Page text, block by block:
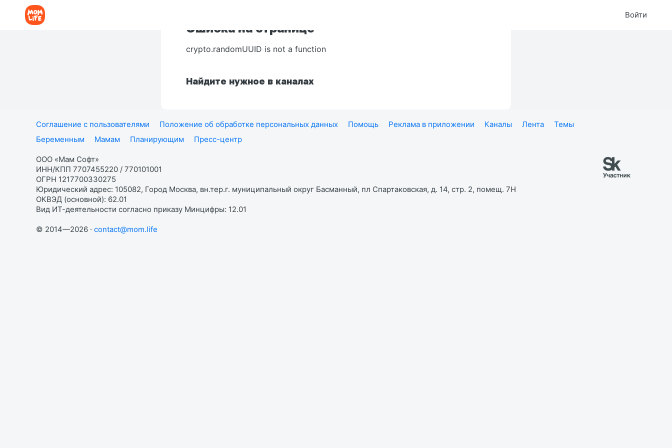
Войти
Ошибка на странице
crypto.randomUUID is not a function
Найдите нужное в каналах
Соглашение с пользователями Положение об обработке персональных данных Помощь Реклама в приложении Каналы Лента
Темы
Беременным
Мамам Планирующим Пресс-центр
ООО «Мам Софт»
ИНН/КПП 7707455220 / 770101001
ОГРН 1217700330275
Юридический адрес: 105082, Город Москва, вн.тер.г. муниципальный округ Басманный, пл Спартаковская, д. 14, стр. 2, помещ. 7Н
ОКВЭД (основной): 62.01
Вид ИТ-деятельности согласно приказу Минцифры: 12.01
© 2014—2026 · contact@mom.life